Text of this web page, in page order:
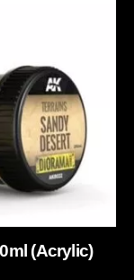
(Acrylic)